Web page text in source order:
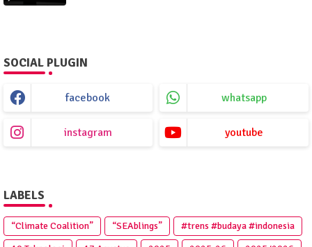
SOCIAL PLUGIN
facebook whatsapp
instagram youtube
LABELS
“Climate Coalition” “SEAblings”
#trens #budaya #indonesia